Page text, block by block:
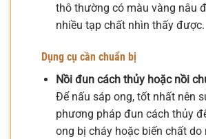
thô thường có màu vàng nâu
nhiều tạp chất nhìn thấy được.
Dụng cụ cần chuẩn bị
Nồi đun cách thủy hoặc nồi
Để nấu sáp ong, tốt nhất nên
phương pháp đun cách thủy
ong bị cháy hoặc biến chất do